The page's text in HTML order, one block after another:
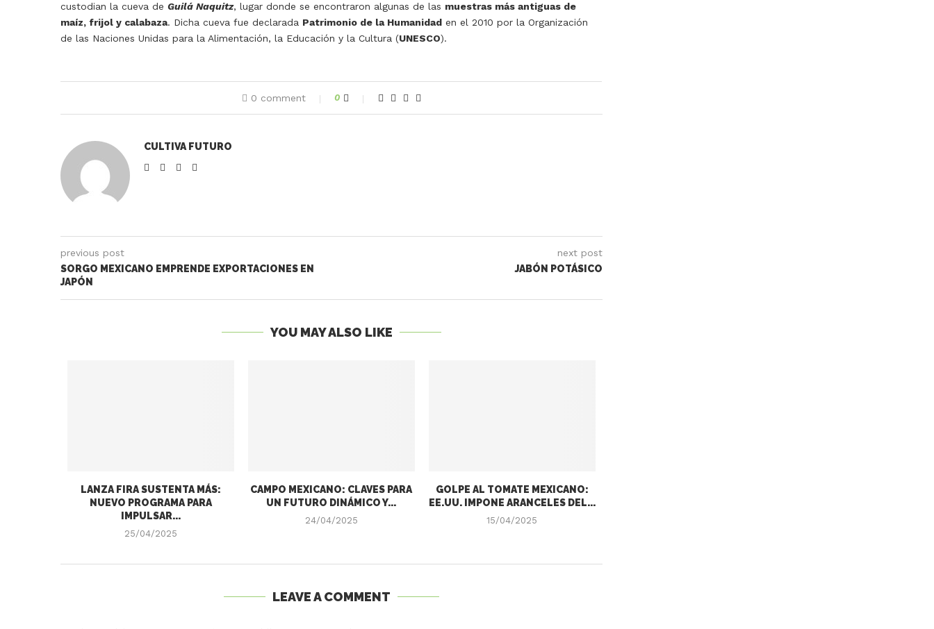
custodian la cueva de Guilá Naquitz, lugar donde se encontraron algunas de las muestras más antiguas de
maíz, frijol y calabaza. Dicha cueva fue declarada Patrimonio de la Humanidad en el 2010 por la Organización
de las Naciones Unidas para la Alimentación, la Educación y la Cultura (UNESCO).
0 comment 0
CULTIVA FUTURO
previous post
SORGO MEXICANO EMPRENDE EXPORTACIONES EN
JAPÓN
next post
JABÓN POTÁSICO
YOU MAY ALSO LIKE
LANZA FIRA SUSTENTA MÁS:
NUEVO PROGRAMA PARA
IMPULSAR...
25/04/2025
CAMPO MEXICANO: CLAVES PARA
UN FUTURO DINÁMICO Y...
24/04/2025
GOLPE AL TOMATE MEXICANO:
EE.UU. IMPONE ARANCELES DEL...
15/04/2025
LEAVE A COMMENT